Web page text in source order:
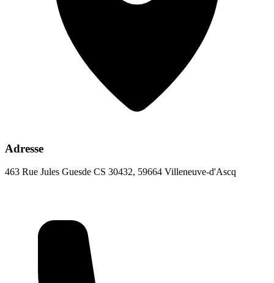
Adresse
463 Rue Jules Guesde CS 30432, 59664 Villeneuve-d'Ascq